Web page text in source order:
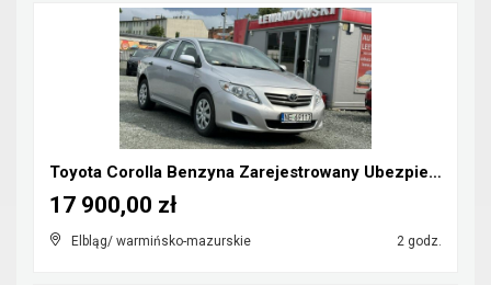
Toyota Corolla Benzyna Zarejestrowany Ubezpieczony...
Elbląg/ warmińsko-mazurskie 2 godz.
17 900,00 zł